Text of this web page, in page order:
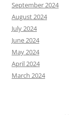
September 2024
August 2024
July 2024
June 2024
May 2024
April 2024
March 2024